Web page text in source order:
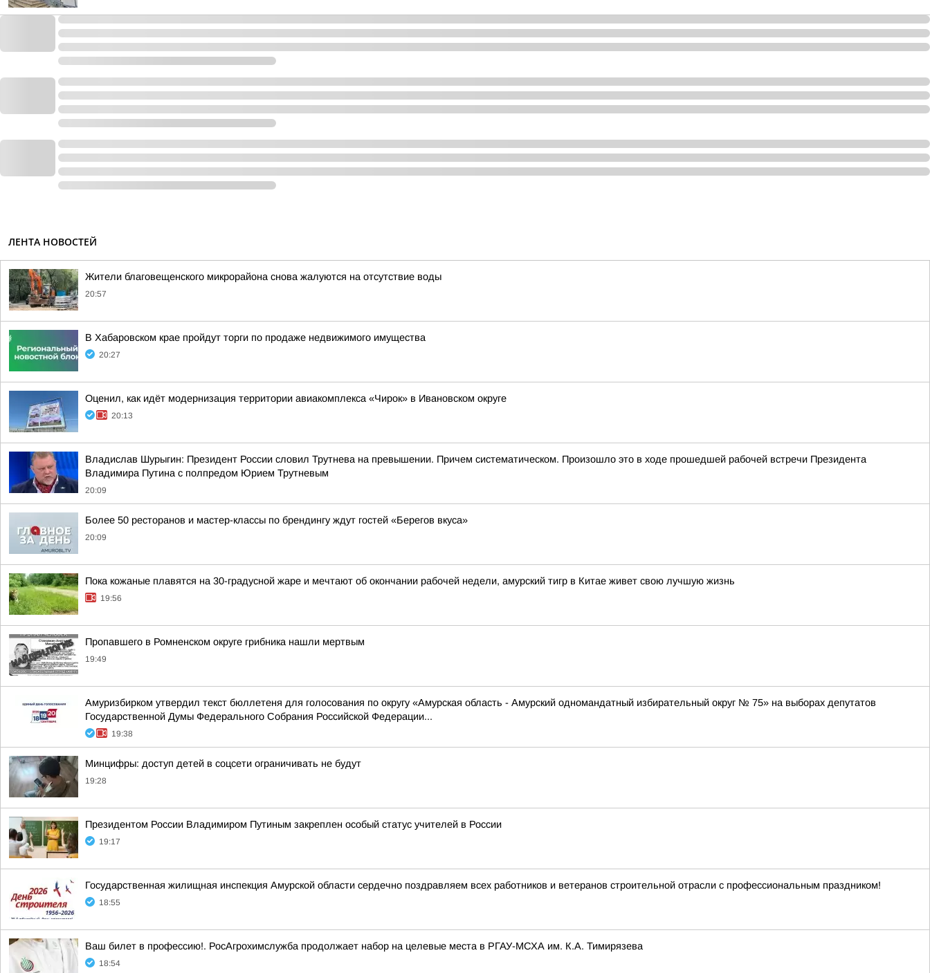
ЛЕНТА НОВОСТЕЙ
Жители благовещенского микрорайона снова жалуются на отсутствие воды
20:57
В Хабаровском крае пройдут торги по продаже недвижимого имущества
20:27
Оценил, как идёт модернизация территории авиакомплекса «Чирок» в Ивановском округе
20:13
Владислав Шурыгин: Президент России словил Трутнева на превышении. Причем систематическом. Произошло это в ходе прошедшей рабочей встречи Президента
Владимира Путина с полпредом Юрием Трутневым
20:09
Более 50 ресторанов и мастер-классы по брендингу ждут гостей «Берегов вкуса»
20:09
Пока кожаные плавятся на 30-градусной жаре и мечтают об окончании рабочей недели, амурский тигр в Китае живет свою лучшую жизнь
19:56
Пропавшего в Ромненском округе грибника нашли мертвым
19:49
Амуризбирком утвердил текст бюллетеня для голосования по округу «Амурская область - Амурский одномандатный избирательный округ № 75» на выборах депутатов
Государственной Думы Федерального Собрания Российской Федерации...
19:38
Минцифры: доступ детей в соцсети ограничивать не будут
19:28
Президентом России Владимиром Путиным закреплен особый статус учителей в России
19:17
Государственная жилищная инспекция Амурской области сердечно поздравляем всех работников и ветеранов строительной отрасли с профессиональным праздником!
18:55
Ваш билет в профессию!. РосАгрохимслужба продолжает набор на целевые места в РГАУ-МСХА им. К.А. Тимирязева
18:54